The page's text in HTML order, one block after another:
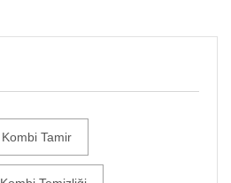
Kombi Tamir